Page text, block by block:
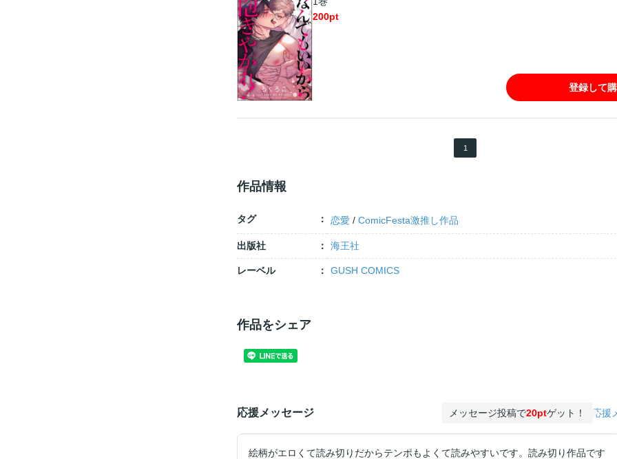
200pt
登録して
1
作品情報
タグ 恋愛 /ComicFesta激推し作品
出版社 海王社
レーベル GUSH COMICS
作品をシェア
応援メッセージ メッセージ投稿で20ptゲット！ 応援
絵柄がエロくて読み切りだからテンポもよくて読みやすいです。読み切り作品です